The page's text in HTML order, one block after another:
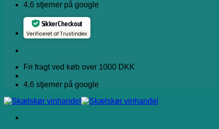
4,6 stjerner på google
Sikker Checkout
Verificeret af Trustindex
Fri fragt ved køb over 1000 DKK
4,6 stjerner på google